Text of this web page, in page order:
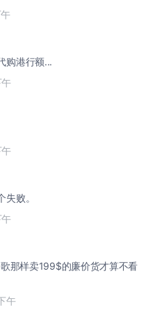
购港行额...
败。
那样卖199$的廉价货才算不看
午